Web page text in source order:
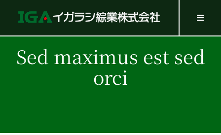
content
Toggle
HOME
SERVICES
Sed maximus est sed
orci